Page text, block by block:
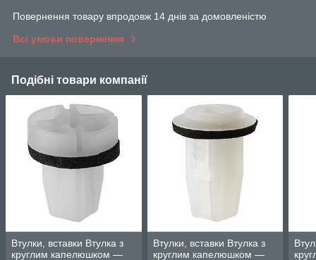
Повернення товару впродовж 14 днів за домовленістю
Всі умови повернення
Подібні товари компанії
Втулки, вставки Втулка з
круглим капелюшком —
Втулки, вставки Втулка з
круглим капелюшком —